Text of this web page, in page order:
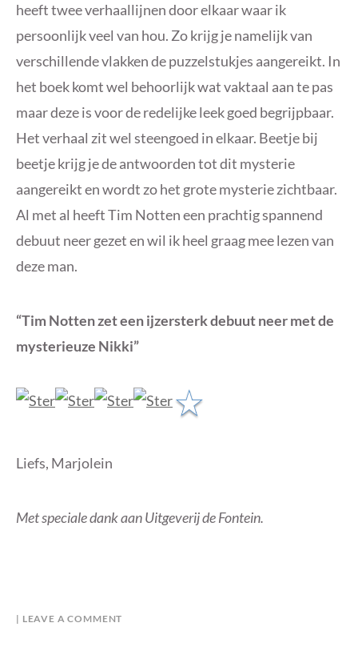
heeft twee verhaallijnen door elkaar waar ik
persoonlijk veel van hou. Zo krijg je namelijk van
verschillende vlakken de puzzelstukjes aangereikt. In
het boek komt wel behoorlijk wat vaktaal aan te pas
maar deze is voor de redelijke leek goed begrijpbaar.
Het verhaal zit wel steengoed in elkaar. Beetje bij
beetje krijg je de antwoorden tot dit mysterie
aangereikt en wordt zo het grote mysterie zichtbaar.
Al met al heeft Tim Notten een prachtig spannend
debuut neer gezet en wil ik heel graag mee lezen van
deze man.
“Tim Notten zet een ijzersterk debuut neer met de
mysterieuze Nikki”
Liefs, Marjolein
Met speciale dank aan Uitgeverij de Fontein.
BI LEAVE A COMMENT